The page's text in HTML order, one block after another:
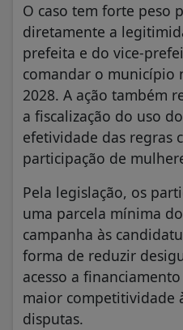
O caso tem forte peso
diretamente a
prefeita e do vice-
comandar o município
2028. A ação também
a fiscalização do uso
efetividade das regras
participação de
Pela legislação, os
uma parcela mínima
campanha às
forma de reduzir
acesso a
maior competitividade
disputas.